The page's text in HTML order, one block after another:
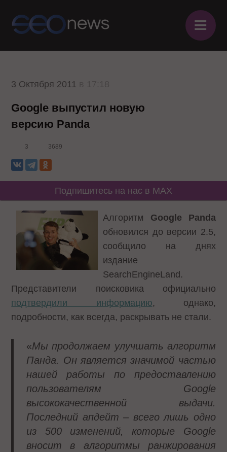
≡
3 Октября 2011
Google выпустил новую
версию Panda
3 3689
Подпишитесь на нас в MAX
Алгоритм Google Panda
обновился до версии 2.5,
сообщило на днях
издание
SearchEngineLand.
Представители поисковика официально
подтвердили информацию, однако,
подробности, как всегда, раскрывать не стали.
«Мы продолжаем улучшать алгоритм
Панда. Он является значимой частью
нашей работы по предоставлению
пользователям Google
высококачественной выдачи.
Последний апдейт – всего лишь одно
из 500 изменений, которые Google
вносит в алгоритмы ранжирования